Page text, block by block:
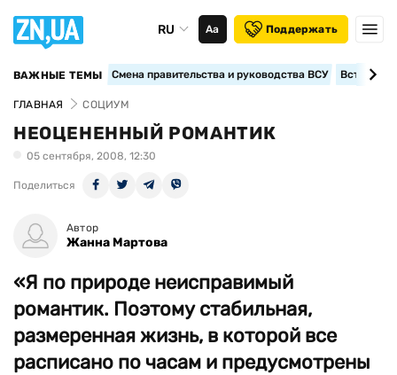
RU Аа Поддержать
ВАЖНЫЕ ТЕМЫ Смена правительства и руководства ВСУ
ГЛАВНАЯ СОЦИУМ
НЕОЦЕНЕННЫЙ РОМАНТИК
05 сентября, 2008, 12:30
Поделиться
Автор
Жанна Мартова
«Я по природе неисправимый
романтик. Поэтому стабильная,
размеренная жизнь, в которой все
расписано по часам и предусмотрены